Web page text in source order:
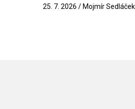
25. 7. 2026 / Mojmír Sedláček